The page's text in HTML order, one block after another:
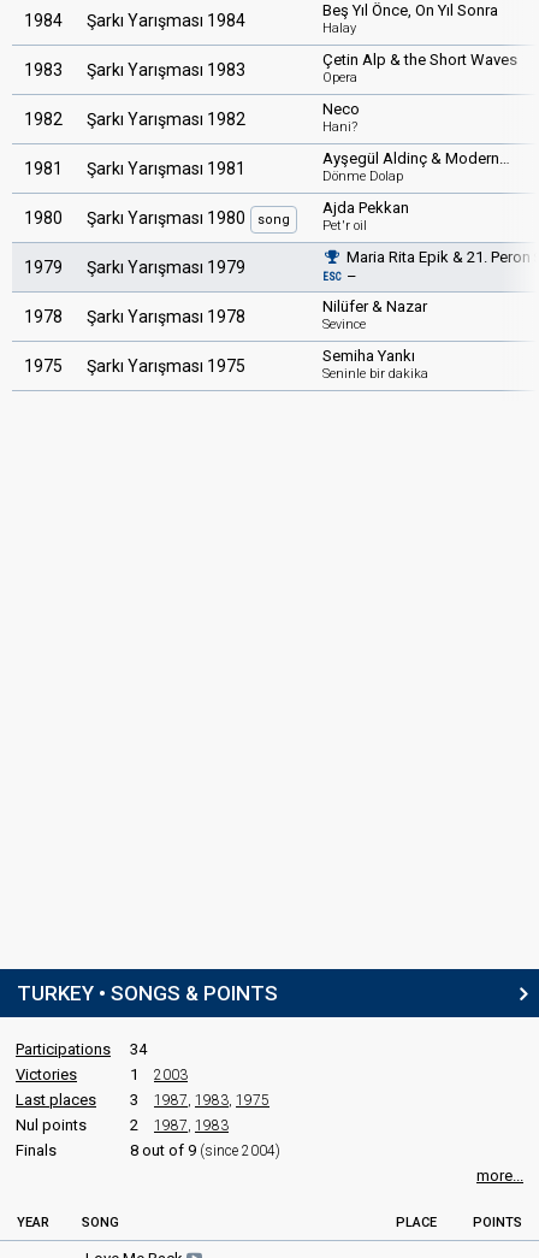
1984 Şarkı Yarışması 1984
Beş Yıl Önce, On Yıl Sonra
Halay
1983 Şarkı Yarışması 1983
Çetin Alp & the Short Waves
Opera
1982 Şarkı Yarışması 1982
Neco
Hani?
1981 Şarkı Yarışması 1981
Ayşegül Aldinç & Modern…
Dönme Dolap
1980 Şarkı Yarışması 1980 song
Ajda Pekkan
Pet'r oil
1979 Şarkı Yarışması 1979
Maria Rita Epik & 21. Peron
ESC –
1978 Şarkı Yarışması 1978
Nilüfer & Nazar
Sevince
1975 Şarkı Yarışması 1975
Semiha Yankı
Seninle bir dakika
TURKEY • SONGS & POINTS
Participations
34
Victories
1 2003
Last places 3 1987, 1983, 1975
Nul points 2 1987, 1983
Finals 8 out of 9 (since 2004)
more...
YEAR SONG PLACE POINTS